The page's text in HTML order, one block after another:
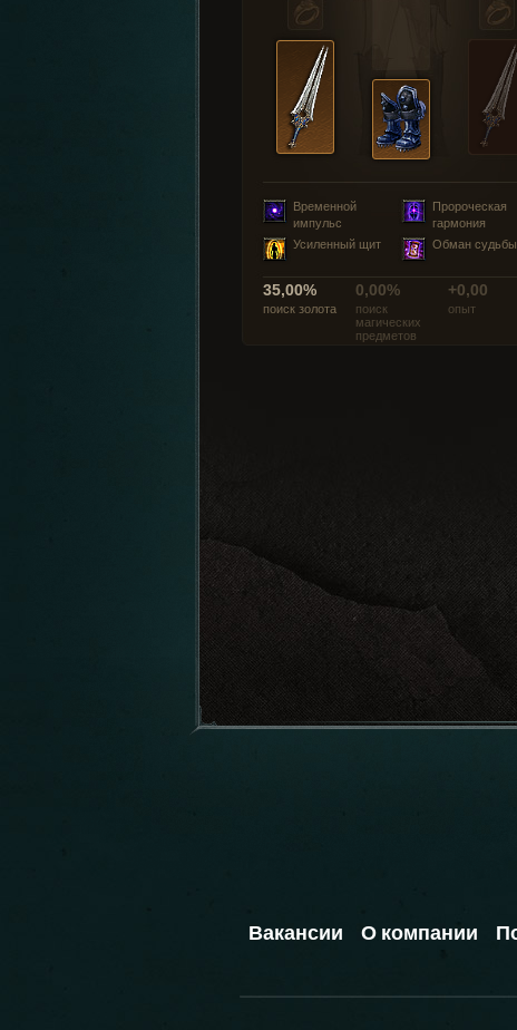
Временной
импульс
Пророческая
гармония
Усиленный щит
Обман судьбы
35,00%
поиск золота
0,00%
поиск
магических
предметов
+0,00
опыт